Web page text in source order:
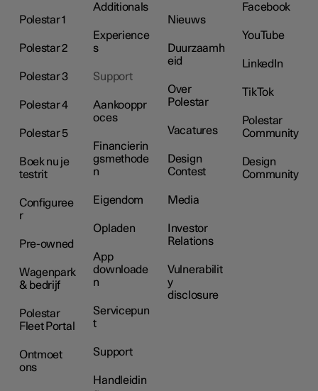
Polestar 1
Polestar 2
Polestar 3
Polestar 4
Polestar 5
Boek nu je
testrit
Configuree
r
Pre-owned
Wagenpark
& bedrijf
Polestar
Fleet Portal
Ontmoet
ons
Additionals
Experience
s
Support
Aankooppr
oces
Financierin
gsmethode
n
Eigendom
Opladen
App
downloade
n
Servicepun
t
Support
Handleidin
Nieuws
Duurzaamh
eid
Over
Polestar
Vacatures
Design
Contest
Media
Investor
Relations
Vulnerabilit
y
disclosure
Facebook
YouTube
LinkedIn
TikTok
Polestar
Community
Design
Community